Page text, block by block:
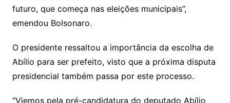
futuro, que começa nas eleições municipais”,
emendou Bolsonaro.
O presidente ressaltou a importância da escolha de
Abílio para ser prefeito, visto que a próxima disputa
presidencial também passa por este processo.
“Viemos pela pré-candidatura do deputado Abílio